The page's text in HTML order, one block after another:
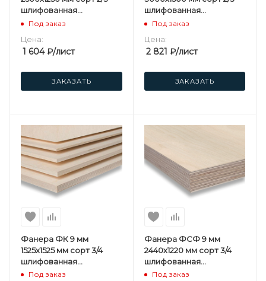
шлифованная
березовая
Под заказ
Цена:
1 604₽/лист
ЗАКАЗАТЬ
шлифованная
березовая
Под заказ
Цена:
2 821 ₽/лист
ЗАКАЗАТЬ
Фанера ФК 9 мм
1525х1525 мм сорт 3/4
шлифованная
березовая
Под заказ
Фанера ФСФ 9 мм
2440х1220 мм сорт 3/4
шлифованная
березовая
Под заказ